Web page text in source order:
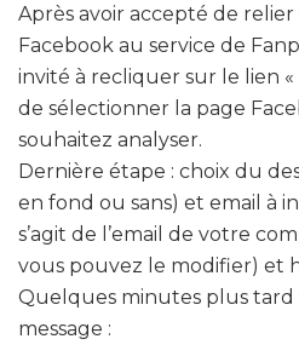
Après avoir accepté de
Facebook au service de
invité à recliquer sur le lien
de sélectionner la page
souhaitez analyser.
Dernière étape : choix du
en fond ou sans) et email à
s’agit de l’email de votre
vous pouvez le modifier) et
Quelques minutes plus tard
message :